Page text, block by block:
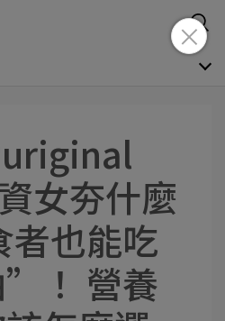
女夯什麼
也能吃
！ 營養